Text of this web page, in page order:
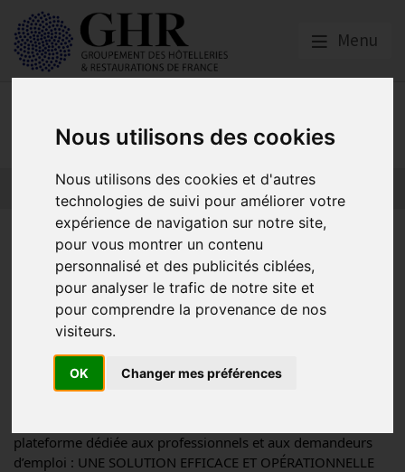
Nous utilisons des cookies
Nous utilisons des cookies et d'autres
technologies de suivi pour améliorer votre
expérience de navigation sur notre site,
pour vous montrer un contenu
personnalisé et des publicités ciblées,
pour analyser le trafic de notre site et
pour comprendre la provenance de nos
visiteurs.
OK Changer mes préférences
Menu
Nos partenaires
L’actualité des partenaires Nos partenaires
ASFOCONNECT | Plateforme
de récrutement HCR
Asforest
04/06/2024
plateforme dédiée aux professionnels et aux demandeurs
d’emploi : UNE SOLUTION EFFICACE ET OPÉRATIONNELLE